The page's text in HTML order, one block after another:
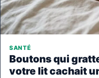
SANTÉ
Boutons qui
votre lit cachait